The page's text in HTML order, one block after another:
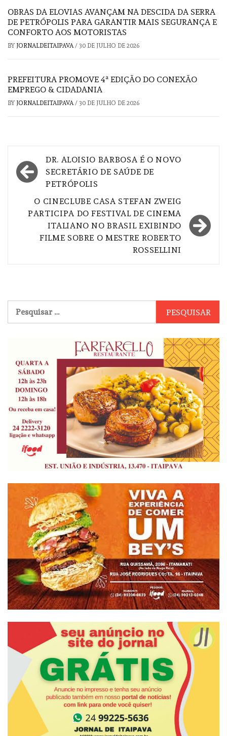
OBRAS DA ELOVIAS AVANÇAM NA DESCIDA DA SERRA
DE PETRÓPOLIS PARA GARANTIR MAIS SEGURANÇA E
CONFORTO AOS MOTORISTAS
BY JORNALDEITAIPAVA/ 30 DE JULHO DE 2026
PREFEITURA PROMOVE 4ª EDIÇÃO DO CONEXÃO
EMPREGO & CIDADANIA
BY JORNALDEITAIPAVA/ 30 DE JULHO DE 2026
Navegação
de
DR. ALOISIO BARBOSA É O NOVO
SECRETÁRIO DE SAÚDE DE
PETRÓPOLIS
O CINECLUBE CASA STEFAN ZWEIG
PARTICIPA DO FESTIVAL DE CINEMA
ITALIANO NO BRASIL EXIBINDO
FILME SOBRE O MESTRE ROBERTO
ROSSELLINI